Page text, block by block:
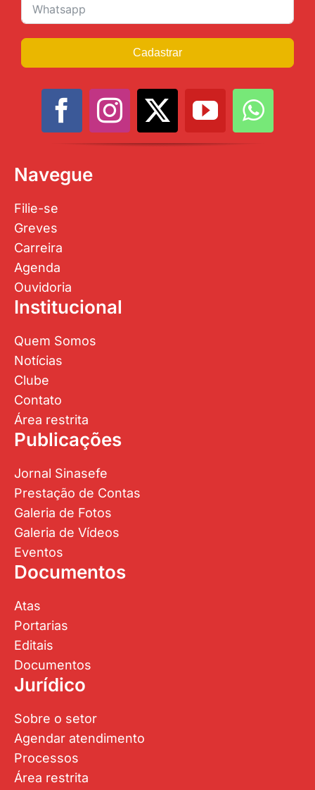
Cadastrar
Navegue
Filie-se
Greves
Carreira
Agenda
Ouvidoria
Institucional
Quem Somos
Notícias
Clube
Contato
Área restrita
Publicações
Jornal Sinasefe
Prestação de Contas
Galeria de Fotos
Galeria de Vídeos
Eventos
Documentos
Atas
Portarias
Editais
Documentos
Jurídico
Sobre o setor
Agendar atendimento
Processos
Área restrita